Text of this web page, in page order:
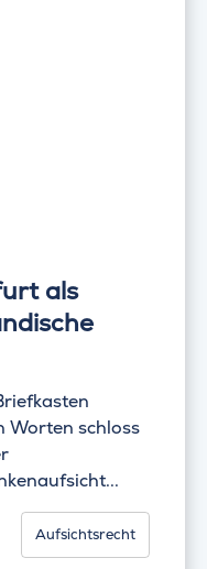
als
Worten schloss
Aufsichtsrecht